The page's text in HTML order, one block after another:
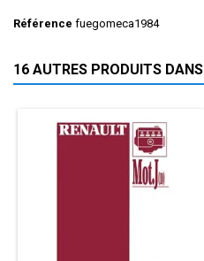
Référence fuegomeca1984
16 AUTRES PRODUITS